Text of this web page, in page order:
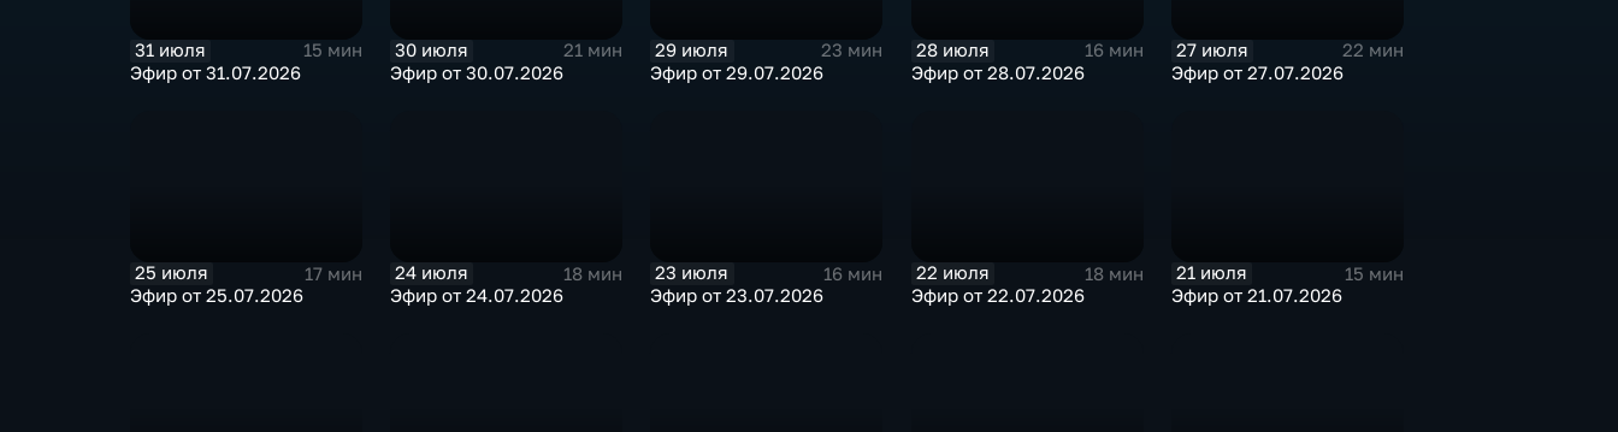
31 июля
15 мин
Эфир от 31.07.2026
30 июля
21 мин
Эфир от 30.07.2026
29 июля
23 мин
Эфир от 29.07.2026
28 июля
16 мин
Эфир от 28.07.2026
27 июля
22 мин
Эфир от 27.07.2026
25 июля
17 мин
Эфир от 25.07.2026
24 июля
18 мин
Эфир от 24.07.2026
23 июля
16 мин
Эфир от 23.07.2026
22 июля
18 мин
Эфир от 22.07.2026
21 июля
15 мин
Эфир от 21.07.2026